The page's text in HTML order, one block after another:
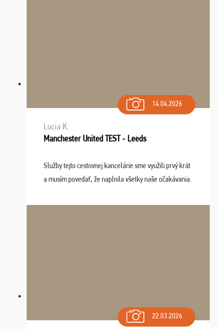
14.04.2026
Lucia K.
Manchester United TEST - Leeds
Služby tejto cestovnej kancelárie sme využili prvý krát
a musím povedať, že naplnila všetky naše očakávania.
dispozícii nonstop (milí, profesionálni ...
22.03.2026